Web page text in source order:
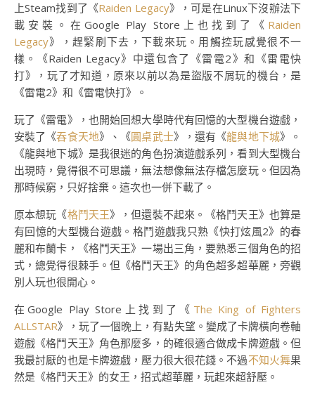
上Steam找到了《Raiden Legacy》，可是在Linux下沒辦法下
載安裝。在Google Play Store上也找到了《 Raiden
Legacy》，趕緊刷下去，下載來玩。用觸控玩感覺很不一
樣。《Raiden Legacy》中還包含了《雷電2》和《雷電快
打》，玩了才知道，原來以前以為是盜版不屑玩的機台，是
《雷電2》和《雷電快打》。
玩了《雷電》，也開始回想大學時代有回憶的大型機台遊戲，
安裝了《吞食天地》、《圓桌武士》，還有《龍與地下城》。
《龍與地下城》是我很迷的角色扮演遊戲系列，看到大型機台
出現時，覺得很不可思議，無法想像無法存檔怎麼玩。但因為
那時候窮，只好捨棄。這次也一併下載了。
原本想玩《格鬥天王》，但還裝不起來。《格鬥天王》也算是
有回憶的大型機台遊戲。格鬥遊戲我只熟《快打炫風2》的春
麗和布蘭卡，《格鬥天王》一場出三角，要熟悉三個角色的招
式，總覺得很棘手。但《格鬥天王》的角色超多超華麗，旁觀
別人玩也很開心。
在Google Play Store上找到了《 The King of Fighters
ALLSTAR》，玩了一個晚上，有點失望。變成了卡牌橫向卷軸
遊戲《格鬥天王》角色那麼多，的確很適合做成卡牌遊戲。但
我最討厭的也是卡牌遊戲，壓力很大很花錢。不過不知火舞果
然是《格鬥天王》的女王，招式超華麗，玩起來超舒壓。